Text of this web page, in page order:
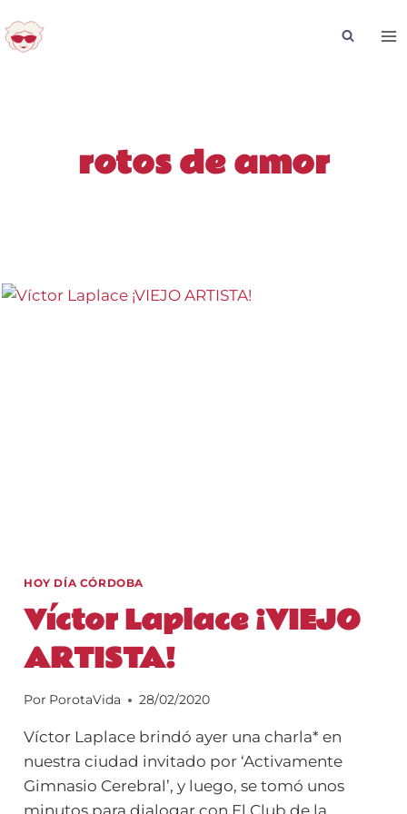
al
rotos de amor
HOY DÍA CÓRDOBA
Víctor Laplace ¡VIEJO
ARTISTA!
Por PorotaVida 28/02/2020
Víctor Laplace brindó ayer una charla* en
nuestra ciudad invitado por ‘Activamente
Gimnasio Cerebral’, y luego, se tomó unos